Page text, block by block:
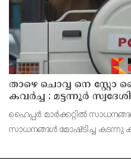
താഴെ ചൊവ്വ നെ സ്റ്റോ
കവർച്ച : മട്ടന്നൂർ
പിടിയിൽ
ഹൈപ്പർ മാർക്കറ്റിൽ
സാധനങ്ങൾ മോഷ്ടിച്ച കടന്നു